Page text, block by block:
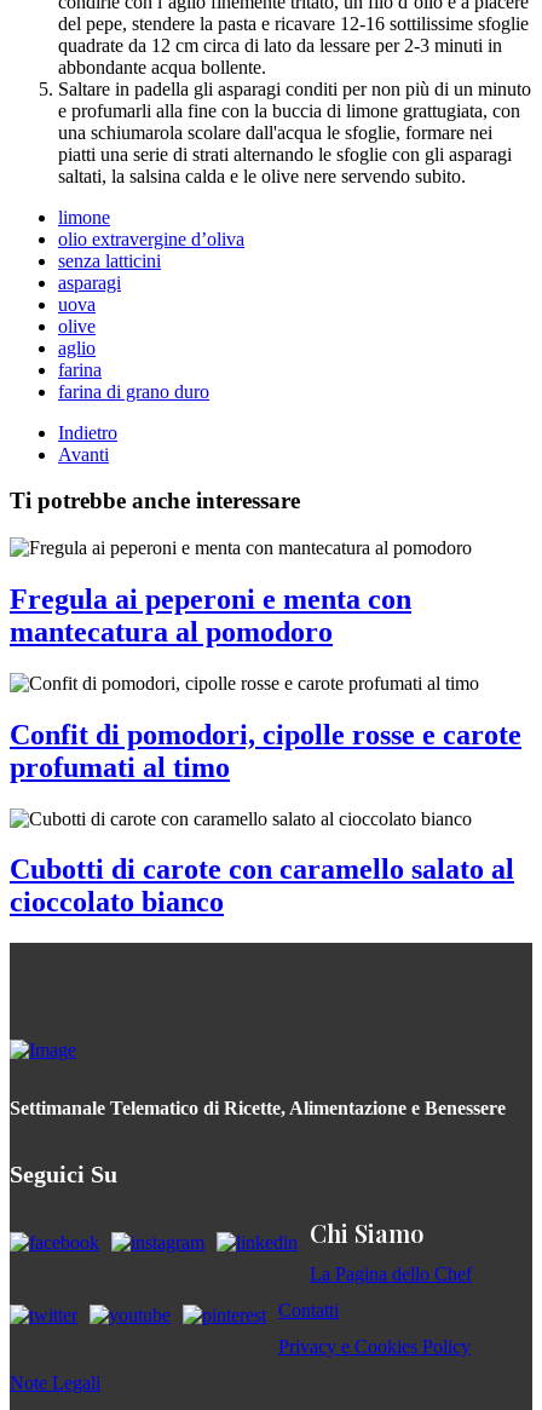
del pepe, stendere la pasta e ricavare 12-16 sottilissime sfoglie
quadrate da 12 cm circa di lato da lessare per 2-3 minuti in
abbondante acqua bollente.
Saltare in padella gli asparagi conditi per non più di un minuto
e profumarli alla fine con la buccia di limone grattugiata, con
una schiumarola scolare dall'acqua le sfoglie, formare nei
piatti una serie di strati alternando le sfoglie con gli asparagi
saltati, la salsina calda e le olive nere servendo subito.
limone
olio extravergine d’oliva
senza latticini
asparagi
uova
olive
aglio
farina
farina di grano duro
Indietro
Avanti
Ti potrebbe anche interessare
Fregula ai peperoni e menta con
mantecatura al pomodoro
Confit di pomodori, cipolle rosse e carote
profumati al timo
Cubotti di carote con caramello salato al
cioccolato bianco
Settimanale Telematico di Ricette, Alimentazione e Benessere
Seguici Su
Chi Siamo
La Pagina dello Chef
Contatti
Privacy e Cookies Policy
Note Legali